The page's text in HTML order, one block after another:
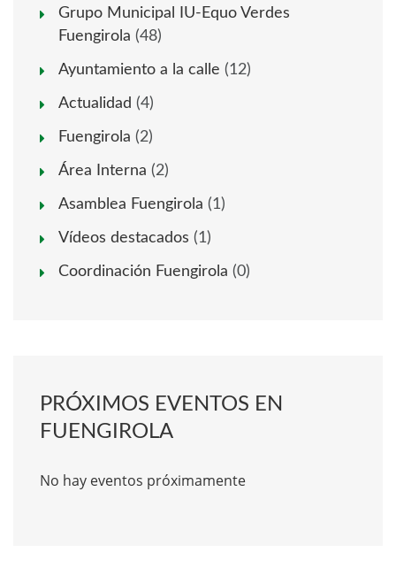
Grupo Municipal IU-Equo Verdes
Fuengirola (48)
Ayuntamiento a la calle (12)
Actualidad (4)
Fuengirola (2)
Área Interna (2)
Asamblea Fuengirola (1)
Vídeos destacados (1)
Coordinación Fuengirola (0)
PRÓXIMOS EVENTOS EN
FUENGIROLA
No hay eventos próximamente